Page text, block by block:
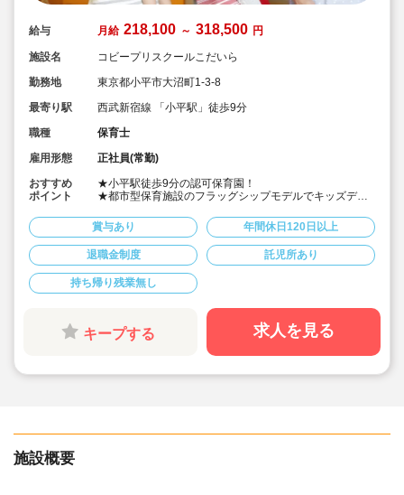
給与 月給 218,100 ～ 318,500 円
施設名
コビープリスクールこだいら
勤務地
東京都小平市大沼町1-3-8
最寄り駅
西武新宿線 「小平駅」徒歩9分
職種
保育士
雇用形態
正社員(常勤)
おすすめ
ポイント
★小平駅徒歩9分の認可保育園！
★都市型保育施設のフラッグシップモデルでキッズデザ
★子どもたちに感動を与え、皆で感動を共有する「高品
質な保育」！
★見る、聞く、味わう、触れるなど豊かな感性と互換が
育つように本物にこだわっています！
★コビープリスクールズ独自の「マトリクス保育」を行
っています！
賞与あり 年間休日120日以上
退職金制度 託児所あり
持ち帰り残業無し
キープする 求人を見る
施設概要